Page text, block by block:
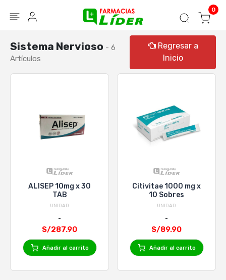
Seguir mi pedido 0
Sistema Nervioso - 6
Artículos
Regresar a
Inicio
ALISEP 10mg x 30
TAB
UNIDAD
S/287.90
Añadir al carrito
Citivitae 1000 mg x
10 Sobres
UNIDAD
S/89.90
Añadir al carrito